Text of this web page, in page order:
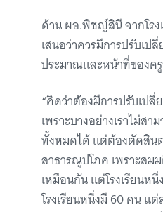
ด้าน ผอ.พิชญ์สินี จากโรง
เสนอว่าควรมีการปรับเป
ประมาณและหน้าที่ของครู
“คิดว่าต้องมีการปรับเป
เพราะบางอย่างเราไม่ส
ทั้งหมดได้ แต่ต้องตัดสินต
สาธารณูปโภค เพราะสม
เหมือนกัน แต่โรงเรียนห
โรงเรียนหนึ่งมี 60 คน แ